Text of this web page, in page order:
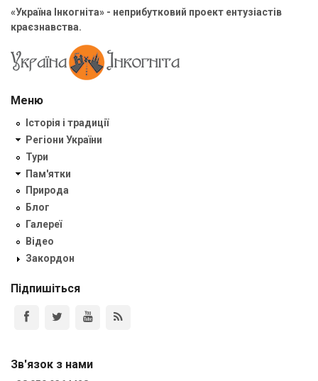
«Україна Інкогніта» - неприбутковий проект ентузіастів
краєзнавства.
Меню
Історія і традиції
Регіони України
Тури
Пам'ятки
Природа
Блог
Галереї
Відео
Закордон
Підпишіться
Зв'язок з нами